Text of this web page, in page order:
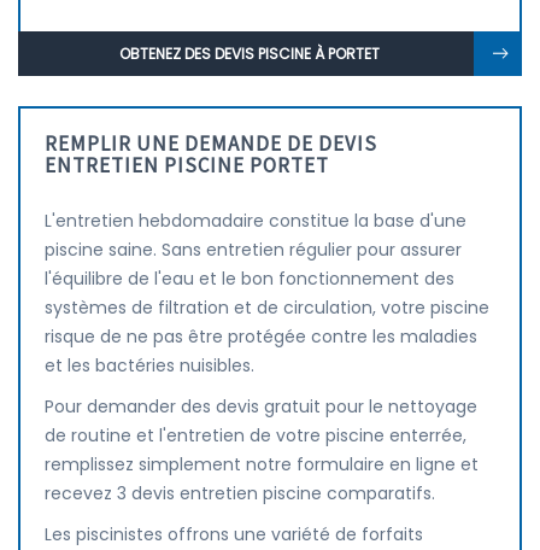
OBTENEZ DES DEVIS PISCINE À PORTET
REMPLIR UNE DEMANDE DE DEVIS
ENTRETIEN PISCINE PORTET
L'entretien hebdomadaire constitue la base d'une
piscine saine. Sans entretien régulier pour assurer
l'équilibre de l'eau et le bon fonctionnement des
systèmes de filtration et de circulation, votre piscine
risque de ne pas être protégée contre les maladies
et les bactéries nuisibles.
Pour demander des devis gratuit pour le nettoyage
de routine et l'entretien de votre piscine enterrée,
remplissez simplement notre formulaire en ligne et
recevez 3 devis entretien piscine comparatifs.
Les piscinistes offrons une variété de forfaits